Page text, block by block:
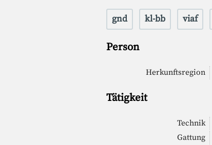
gnd kl-bb viaf
Person
Herkunftsregion
Tätigkeit
Technik
Gattung